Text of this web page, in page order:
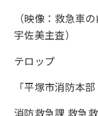
（映像：救急車
宇佐美主査）
テロップ
「平塚市消防本部
消防救急課 救急